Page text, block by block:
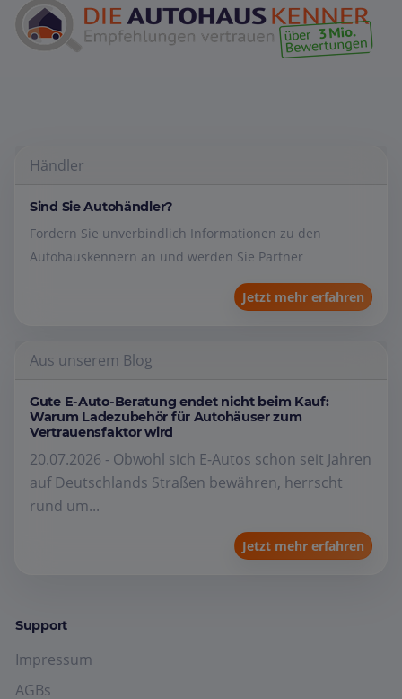
Händler
Sind Sie Autohändler?
Fordern Sie unverbindlich Informationen zu den
Autohauskennern an und werden Sie Partner
Jetzt mehr erfahren
Aus unserem Blog
Gute E-Auto-Beratung endet nicht beim Kauf:
Warum Ladezubehör für Autohäuser zum
Vertrauensfaktor wird
20.07.2026 - Obwohl sich E-Autos schon seit Jahren
auf Deutschlands Straßen bewähren, herrscht
rund um...
Jetzt mehr erfahren
Support
Impressum
AGBs